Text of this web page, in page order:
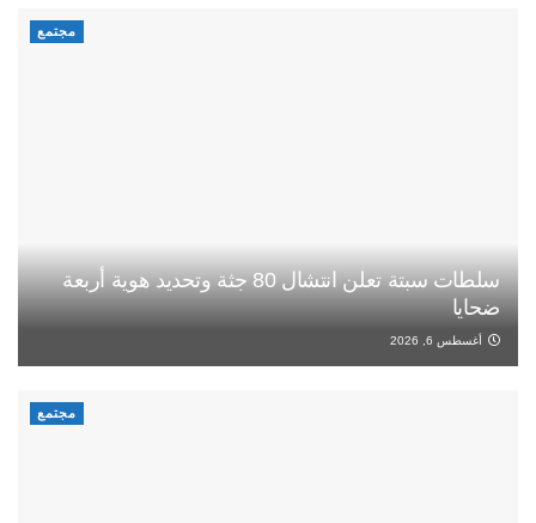
مجتمع
سلطات سبتة تعلن انتشال 80 جثة وتحديد هوية أربعة
ضحايا
أغسطس 6, 2026
مجتمع